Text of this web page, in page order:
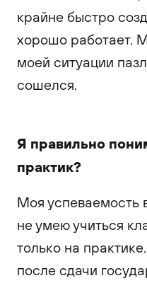
крайне быстро
хорошо работает.
моей ситуации
сошелся.
Я правильно
практик?
Моя успеваемость
не умею учиться
только на
после сдачи